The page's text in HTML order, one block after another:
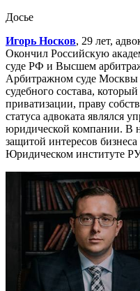
Досье
Игорь Носков, 29 лет,
Окончил Российскую
суде РФ и Высшем
Арбитражном суде Москвы
судебного состава,
приватизации, праву
статуса адвоката являлся
юридической компании. В
защитой интересов
Юридическом институте